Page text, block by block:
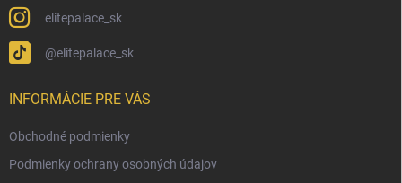
elitepalace_sk
@elitepalace_sk
INFORMÁCIE PRE VÁS
Obchodné podmienky
Podmienky ochrany osobných údajov